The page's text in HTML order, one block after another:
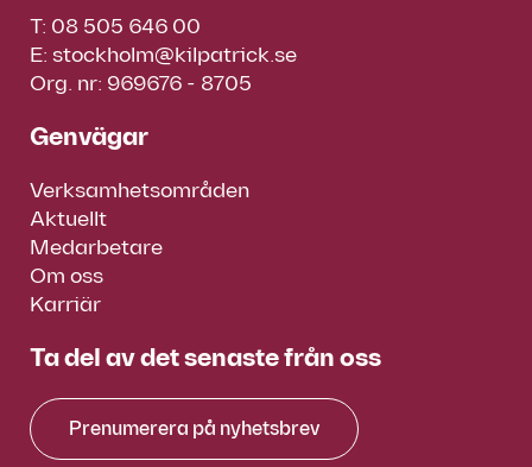
T: 08 505 646 00
E: stockholm@kilpatrick.se
Org. nr: 969676 - 8705
Genvägar
Verksamhetsområden
Aktuellt
Medarbetare
Om oss
Karriär
Ta del av det senaste från oss
Prenumerera på nyhetsbrev